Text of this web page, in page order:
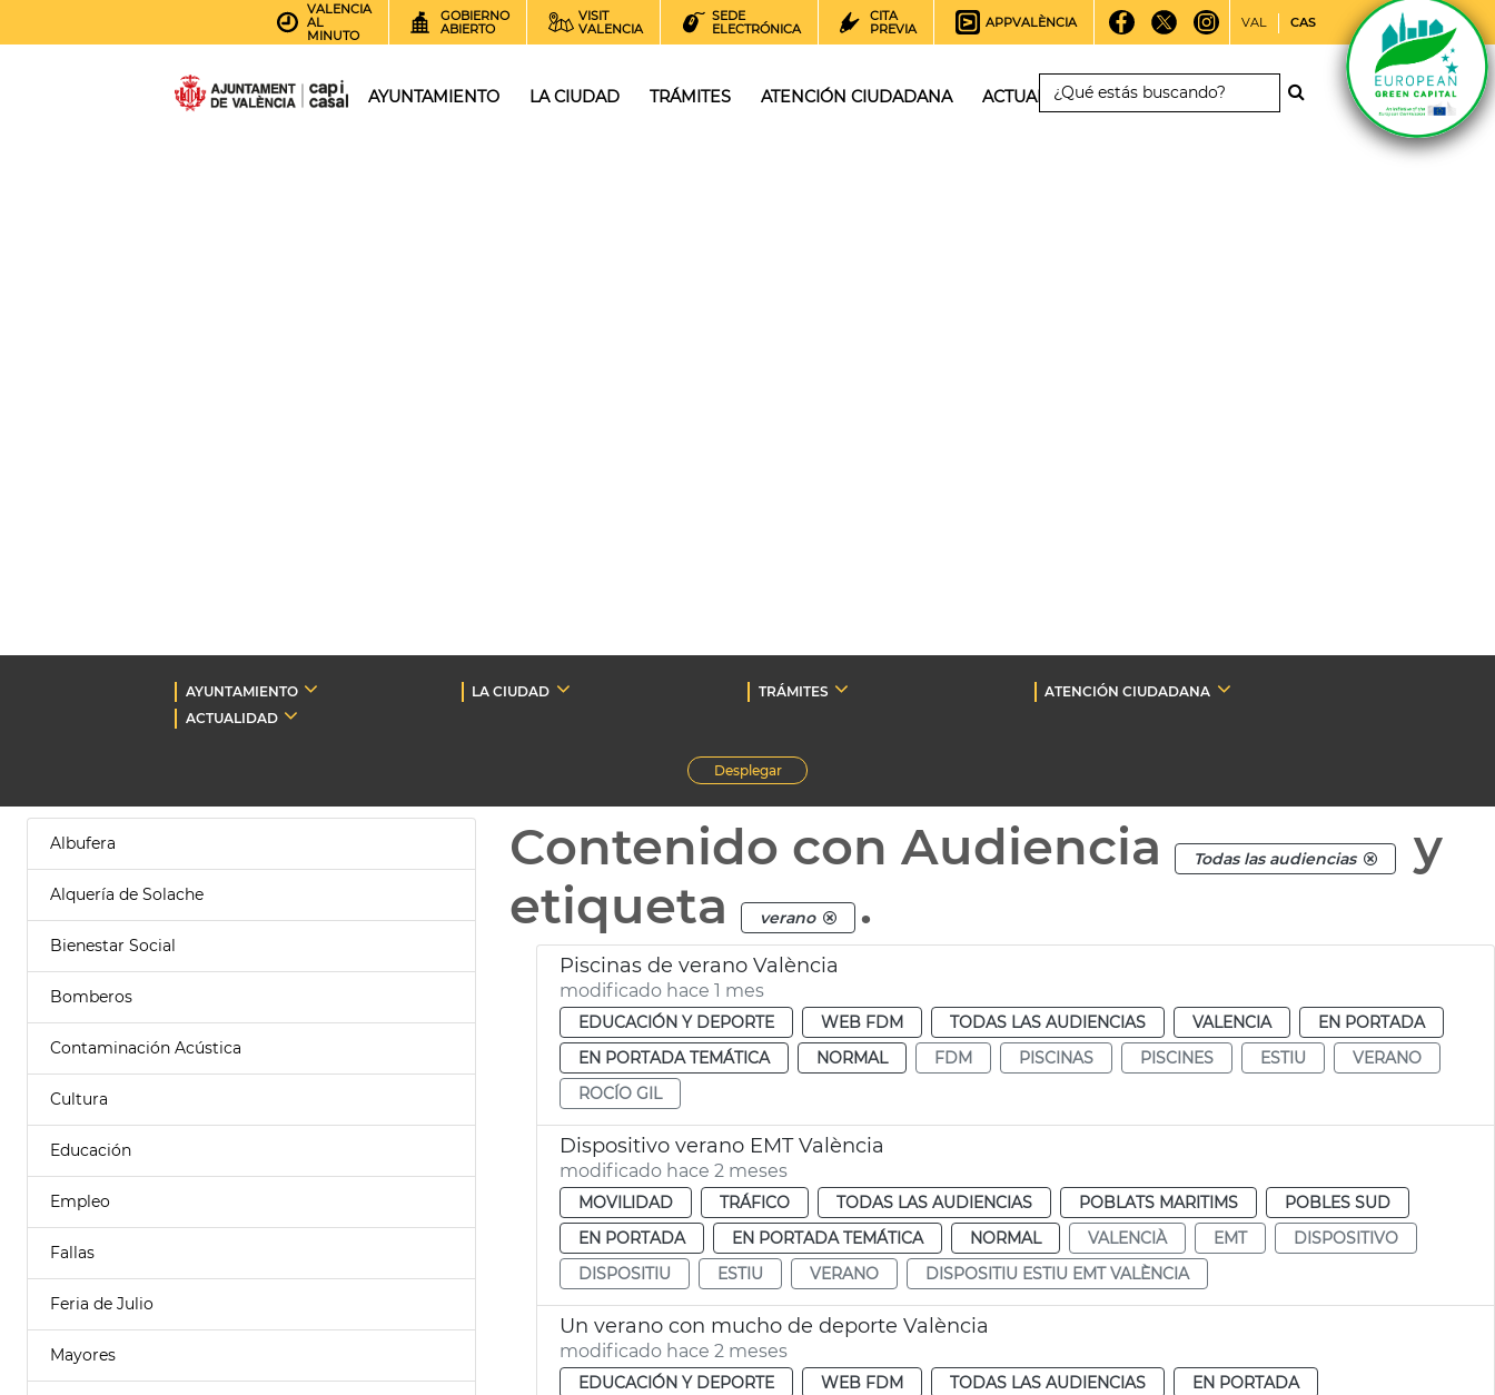
VALENCIA
AL
MINUTO
GOBIERNO
ABIERTO
VISIT
VALENCIA
SEDE
ELECTRÓNICA
CITA
PREVIA
APPVALÈNCIA VAL CAS
AYUNTAMIENTO LA CIUDAD TRÁMITES ATENCIÓN CIUDADANA ACTUALIDAD
AYUNTAMIENTO LA CIUDAD TRÁMITES
ATENCIÓN CIUDADANA
ACTUALIDAD
Desplegar
Albufera
Alquería de Solache
Bienestar Social
Bomberos
Contaminación Acústica
Cultura
Educación
Empleo
Fallas
Feria de Julio
Mayores
Contenido con Audiencia Todas las audiencias
y
etiqueta
verano .
Piscinas de verano València
modificado hace 1 mes
EDUCACIÓN Y DEPORTE WEB FDM TODAS LAS AUDIENCIAS VALENCIA
EN PORTADA
EN PORTADA TEMÁTICA
NORMAL FDM PISCINAS PISCINES ESTIU
VERANO
ROCÍO GIL
Dispositivo verano EMT València
modificado hace 2 meses
MOVILIDAD TRÁFICO TODAS LAS AUDIENCIAS POBLATS MARITIMS
POBLES SUD
EN PORTADA
EN PORTADA TEMÁTICA NORMAL VALENCIÀ EMT
DISPOSITIVO
DISPOSITIU
ESTIU VERANO DISPOSITIU ESTIU EMT VALÈNCIA
Un verano con mucho de deporte València
modificado hace 2 meses
EDUCACIÓN Y DEPORTE WEB FDM TODAS LAS AUDIENCIAS
EN PORTADA